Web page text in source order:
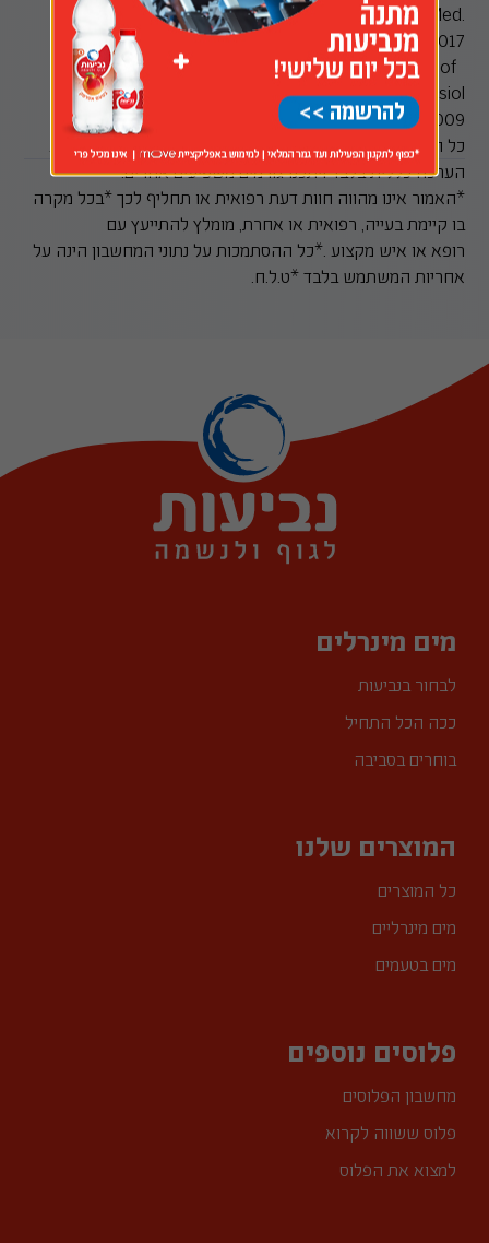
and Intra/Interindividual Variability. Sports Med.
47(Suppl 1):111-128, 2017.
Gonzalez et al. Expanded prediction equations of
human sweat loss and water needs. J Appl Physiol
107(2):379-88, 2009.
כל הזכויות שמורות לנביעות טבע הגליל בע"מ *המחשבון מבצע
הערכה כללית בלבד ויתכנו גורמים משפיעים אחרים.
*האמור אינו מהווה חוות דעת רפואית או תחליף לכך *בכל מקרה
בו קיימת בעייה, רפואית או אחרת, מומלץ להתייעץ עם
רופא או איש מקצוע .*כל ההסתמכות על נתוני המחשבון הינה על
אחריות המשתמש בלבד *ט.ל.ח.
מים מינרלים
לבחור בנביעות
ככה הכל התחיל
בוחרים בסביבה
המוצרים שלנו
כל המוצרים
מים מינרליים
מים בטעמים
פלוסים נוספים
מחשבון הפלוסים
פלוס ששווה לקרוא
למצוא את הפלוס